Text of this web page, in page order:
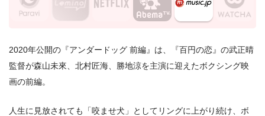
2020年公開の『アンダードッグ 前編』は、『百円の恋』の武正晴
監督が森山未來、北村匠海、勝地涼を主演に迎えたボクシング映
画の前編。
人生に見放されても「咬ませ犬」としてリングに上がり続け、ボ